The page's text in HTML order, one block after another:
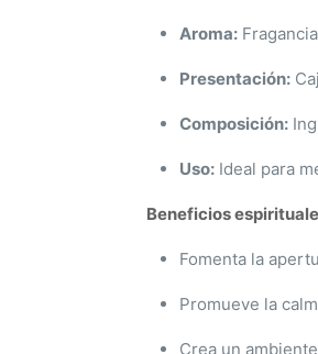
Aroma:
Presentación:
Composición:
Uso: Ideal para
Beneficios
Fomenta la
Promueve la
Crea un